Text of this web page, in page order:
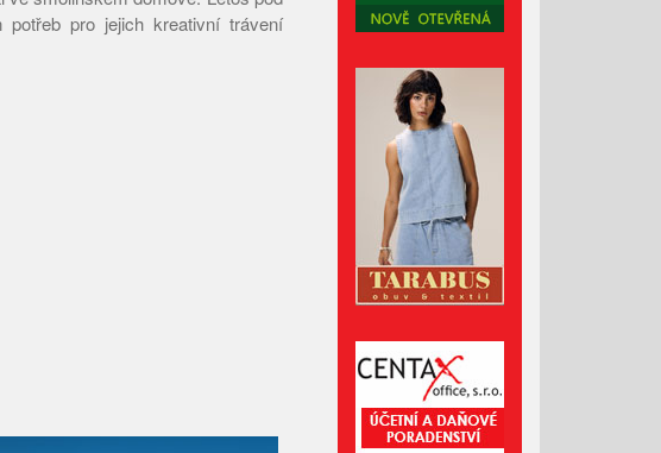
Září 2022
Srpen 2022
Červenec 2022
Červen 2022
Květen 2022
Duben 2022
Březen 2022
Únor 2022
Leden 2022
Prosinec 2021
Listopad 2021
Říjen 2021
Září 2021
pro jejich kreativní trávení